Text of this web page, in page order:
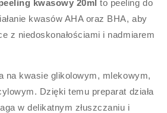
kwasowy 20ml to peeling do
kwasów AHA oraz BHA, aby
z niedoskonałościami i nadmiarem
na kwasie glikolowym, mlekowym,
Dzięki temu preparat działa
w delikatnym złuszczaniu i